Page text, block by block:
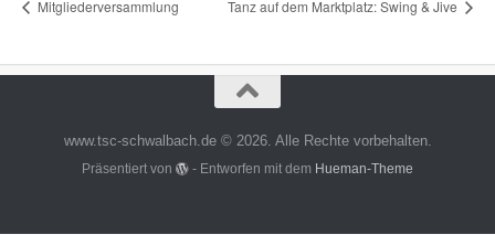
Mitgliederversammlung Tanz auf dem Marktplatz: Swing & Jive
www.tsc-schwalbach.de © 2026. Alle Rechte vorbehalten.
Präsentiert von - Entworfen mit dem Hueman-Theme